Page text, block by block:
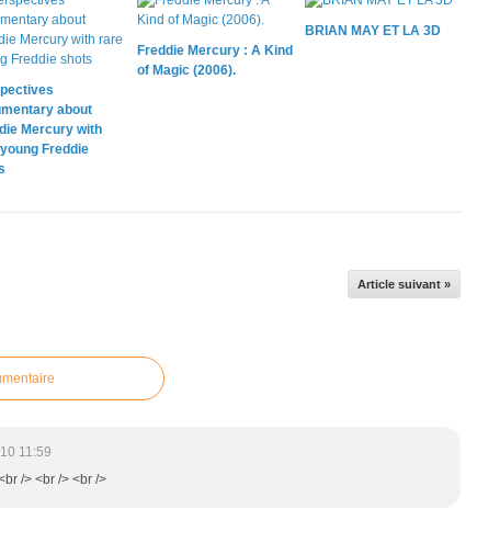
about
Mercury with
Freddie
Freddie Mercury : A Kind
of Magic (2006).
BRIAN MAY ET LA 3D
Article suivant »
11:59
/> <br /> <br />